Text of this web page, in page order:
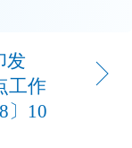
发
工作
〕10